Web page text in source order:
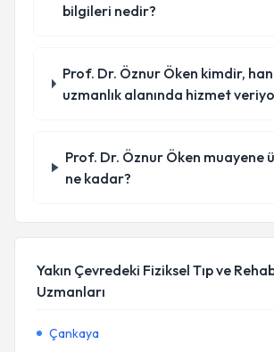
bilgileri nedir?
Prof. Dr. Öznur Öken kimdir,
uzmanlık alanında hizmet
Prof. Dr. Öznur Öken muayene
ne kadar?
Yakın Çevredeki Fiziksel Tıp ve
Uzmanları
Çankaya